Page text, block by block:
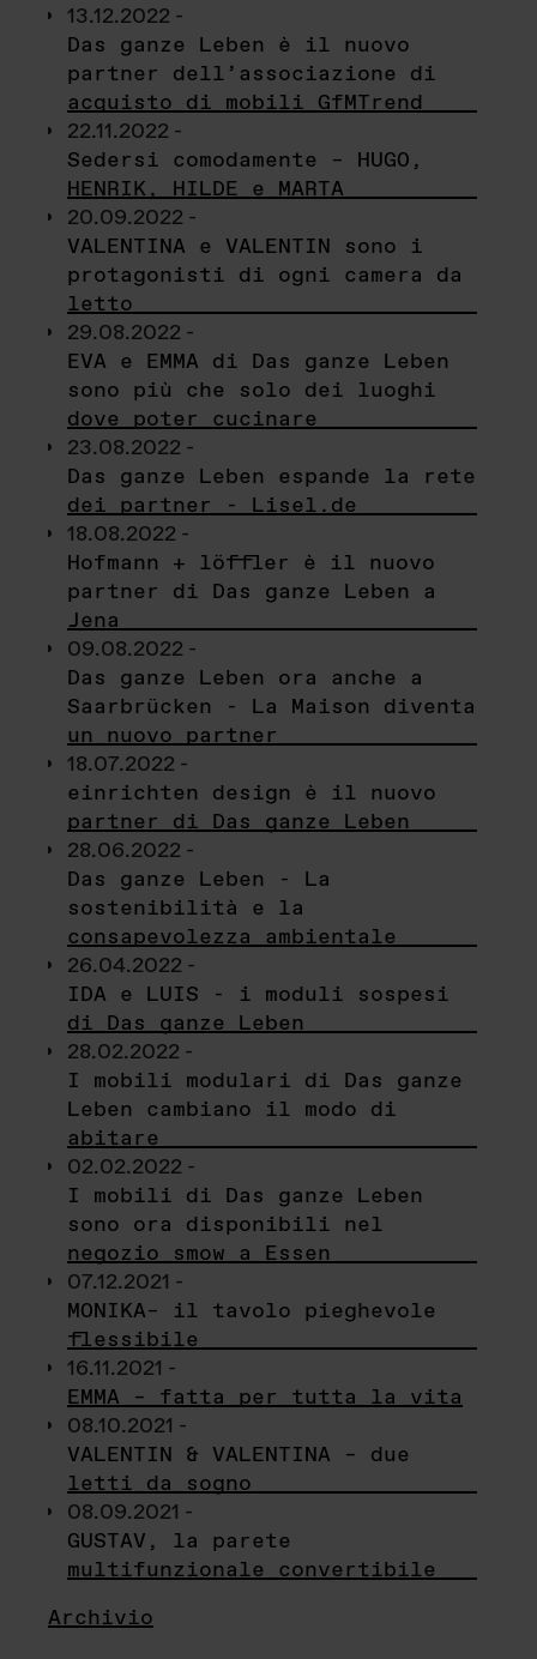
13.12.2022 -
Das ganze Leben è il nuovo
partner dell’associazione di
acquisto di mobili GfMTrend
22.11.2022 -
Sedersi comodamente – HUGO,
HENRIK, HILDE e MARTA
20.09.2022 -
VALENTINA e VALENTIN sono i
protagonisti di ogni camera da
letto
29.08.2022 -
EVA e EMMA di Das ganze Leben
sono più che solo dei luoghi
dove poter cucinare
23.08.2022 -
Das ganze Leben espande la rete
dei partner - Lisel.de
18.08.2022 -
Hofmann + löffler è il nuovo
partner di Das ganze Leben a
Jena
09.08.2022 -
Das ganze Leben ora anche a
Saarbrücken - La Maison diventa
un nuovo partner
18.07.2022 -
einrichten design è il nuovo
partner di Das ganze Leben
28.06.2022 -
Das ganze Leben - La
sostenibilità e la
consapevolezza ambientale
26.04.2022 -
IDA e LUIS - i moduli sospesi
di Das ganze Leben
28.02.2022 -
I mobili modulari di Das ganze
Leben cambiano il modo di
abitare
02.02.2022 -
I mobili di Das ganze Leben
sono ora disponibili nel
negozio smow a Essen
07.12.2021 -
MONIKA– il tavolo pieghevole
flessibile
16.11.2021 -
EMMA – fatta per tutta la vita
08.10.2021 -
VALENTIN & VALENTINA – due
letti da sogno
08.09.2021 -
GUSTAV, la parete
multifunzionale convertibile
Archivio